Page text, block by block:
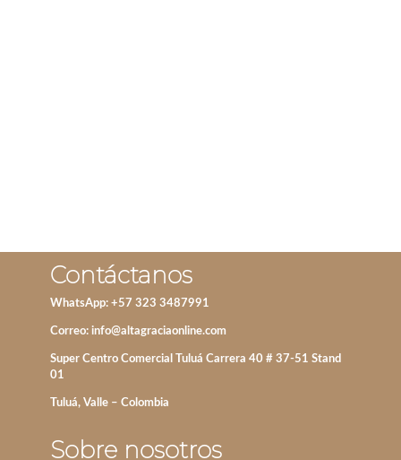
Contáctanos
WhatsApp: +57 323 3487991
Correo: info@altagraciaonline.com
Super Centro Comercial Tuluá Carrera 40 # 37-51 Stand
01
Tuluá, Valle – Colombia
Sobre nosotros